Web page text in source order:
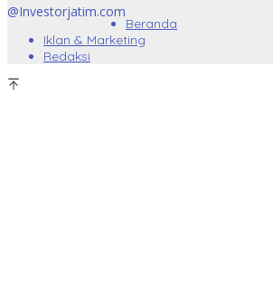
@Investorjatim.com
Beranda
Iklan & Marketing
Redaksi